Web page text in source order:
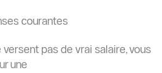
courantes
pas de vrai salaire, vous
une